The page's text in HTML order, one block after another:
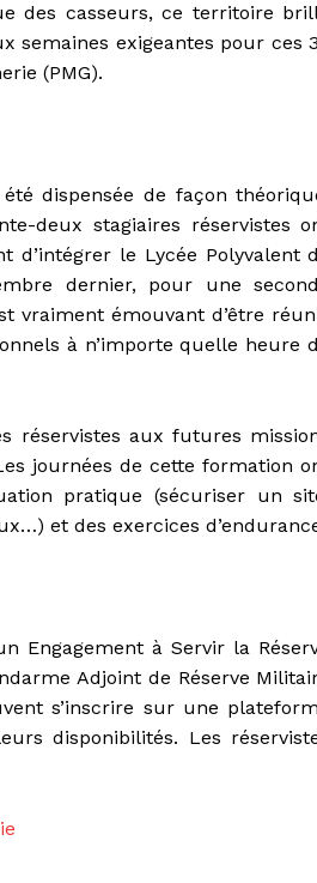
des casseurs, ce territoire
semaines exigeantes pour ces
(PMG).
dispensée de façon
deux stagiaires réservistes
d’intégrer le Lycée Polyvalent
dernier, pour une
vraiment émouvant d’être
à n’importe quelle heure
réservistes aux futures
journées de cette formation
pratique (sécuriser un
et des exercices
Engagement à Servir la
Adjoint de Réserve
s’inscrire sur une
disponibilités. Les